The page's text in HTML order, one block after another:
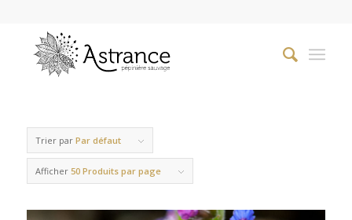
Trier par Par défaut
Afficher 50 Produits par page